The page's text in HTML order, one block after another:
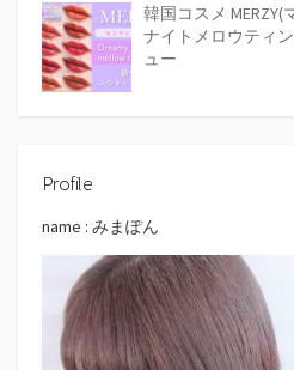
韓国コスメ
ナイトメロウティ
ュー
Profile
name : みまぽん